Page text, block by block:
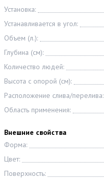
Установка:
Устанавливается в угол:
Объем (л.):
Глубина (см):
Количество людей:
Высота с опорой (см):
Расположение слива/перелива:
Область применения:
Внешние свойства
Форма:
Цвет:
Поверхность: